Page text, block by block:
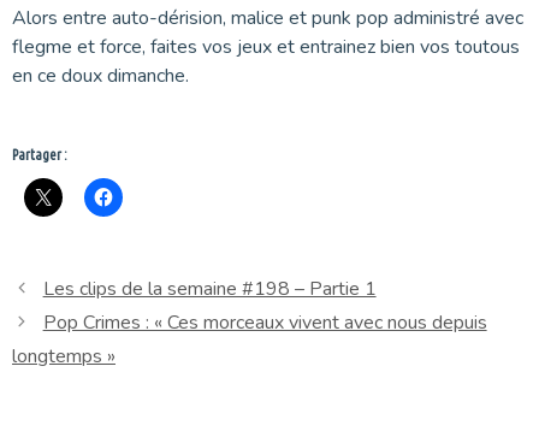
Alors entre auto-dérision, malice et punk pop administré avec
flegme et force, faites vos jeux et entrainez bien vos toutous
en ce doux dimanche.
Partager :
Les clips de la semaine #198 – Partie 1
Pop Crimes : « Ces morceaux vivent avec nous depuis
longtemps »